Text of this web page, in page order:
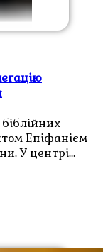
Епіфанієм
У центрі…